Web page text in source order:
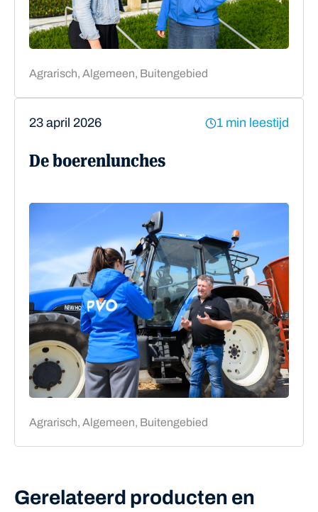
Agrarisch, Algemeen, Buitengebied
23 april 2026 1 min leestijd
De boerenlunches
Agrarisch, Algemeen, Buitengebied
Gerelateerd producten en